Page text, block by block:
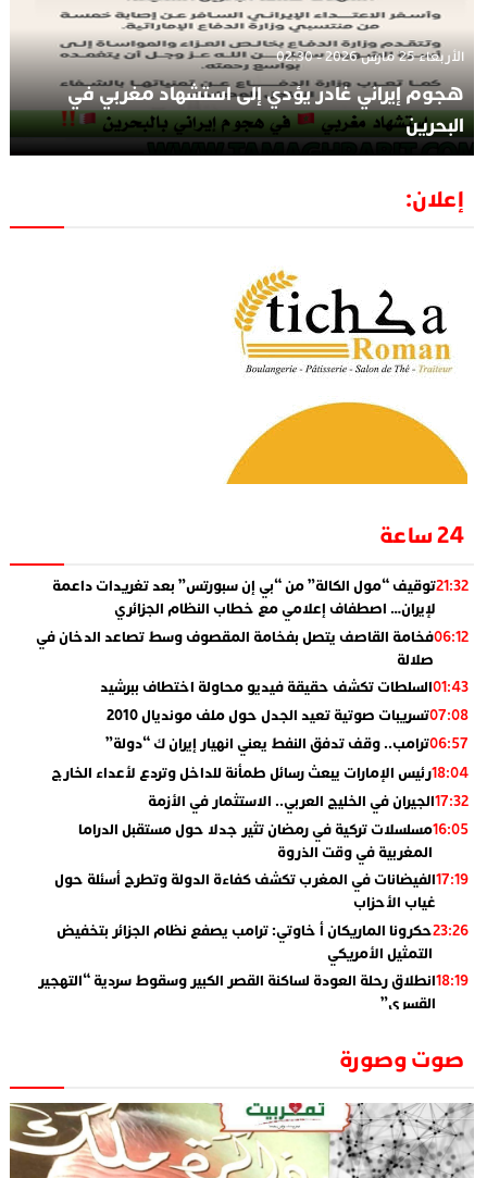
الأربعاء 25 مارس 2026 - 02:30
هجوم إيراني غادر يؤدي إلى استشهاد مغربي في
البحرين
إعلان:
24 ساعة
21:32توقيف “مول الكالة” من “بي إن سبورتس” بعد تغريدات داعمة
لإيران… اصطفاف إعلامي مع خطاب النظام الجزائري
06:12فخامة القاصف يتصل بفخامة المقصوف وسط تصاعد الدخان في
صلالة
01:43السلطات تكشف حقيقة فيديو محاولة اختطاف ببرشيد
07:08تسريبات صوتية تعيد الجدل حول ملف مونديال 2010
06:57ترامب.. وقف تدفق النفط يعني انهيار إيران ك “دولة”
18:04رئيس الإمارات يبعث رسائل طمأنة للداخل وتردع لأعداء الخارج
17:32الجيران في الخليج العربي.. الاستثمار في الأزمة
16:05مسلسلات تركية في رمضان تثير جدلا حول مستقبل الدراما
المغربية في وقت الذروة
17:19الفيضانات في المغرب تكشف كفاءة الدولة وتطرح أسئلة حول
غياب الأحزاب
23:26حكرونا الماريكان أ خاوتي: ترامب يصفع نظام الجزائر بتخفيض
التمثيل الأمريكي
18:19انطلاق رحلة العودة لساكنة القصر الكبير وسقوط سردية “التهجير
القسري”
01:55
​”لارام”.. 3 خطوط أخرى نحو إسبانيا وهذه هي الوجهات
14:37الاعلامي حسن فاتح.. لهذا السبب يرفض بعض لاعبوا المنتخب
تعيين السكتيوي
صوت وصورة